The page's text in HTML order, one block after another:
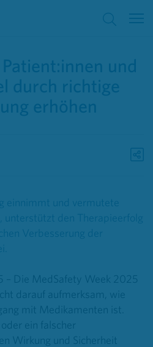
und
durch richtige
erhöhen
einnimmt und vermutete
unterstützt den Therapieerfolg
Verbesserung der
Die MedSafety Week 2025
darauf aufmerksam, wie
mit Medikamenten ist.
ein falscher
Wirkung und Sicherheit